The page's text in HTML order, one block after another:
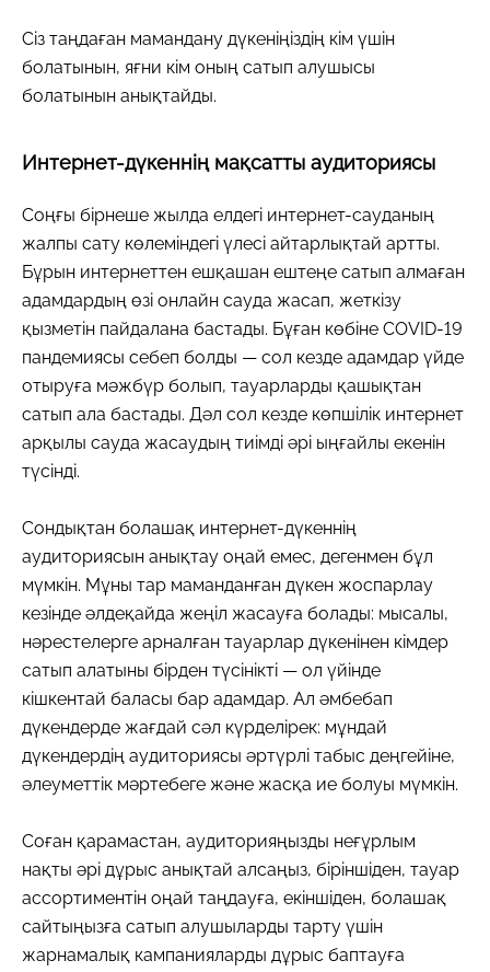
Сіз таңдаған мамандану дүкеніңіздің кім үшін
болатынын, яғни кім оның сатып алушысы
болатынын анықтайды.
Интернет-дүкеннің мақсатты аудиториясы
Соңғы бірнеше жылда елдегі интернет-сауданың
жалпы сату көлеміндегі үлесі айтарлықтай артты.
Бұрын интернеттен ешқашан ештеңе сатып алмаған
адамдардың өзі онлайн сауда жасап, жеткізу
қызметін пайдалана бастады. Бұған көбіне COVID-19
пандемиясы себеп болды — сол кезде адамдар үйде
отыруға мәжбүр болып, тауарларды қашықтан
сатып ала бастады. Дәл сол кезде көпшілік интернет
арқылы сауда жасаудың тиімді әрі ыңғайлы екенін
түсінді.
Сондықтан болашақ интернет-дүкеннің
аудиториясын анықтау оңай емес, дегенмен бұл
мүмкін. Мұны тар маманданған дүкен жоспарлау
кезінде әлдеқайда жеңіл жасауға болады: мысалы,
нәрестелерге арналған тауарлар дүкенінен кімдер
сатып алатыны бірден түсінікті — ол үйінде
кішкентай баласы бар адамдар. Ал әмбебап
дүкендерде жағдай сәл күрделірек: мұндай
дүкендердің аудиториясы әртүрлі табыс деңгейіне,
әлеуметтік мәртебеге және жасқа ие болуы мүмкін.
Соған қарамастан, аудиторияңызды неғұрлым
нақты әрі дұрыс анықтай алсаңыз, біріншіден, тауар
ассортиментін оңай таңдауға, екіншіден, болашақ
сайтыңызға сатып алушыларды тарту үшін
жарнамалық кампанияларды дұрыс баптауға